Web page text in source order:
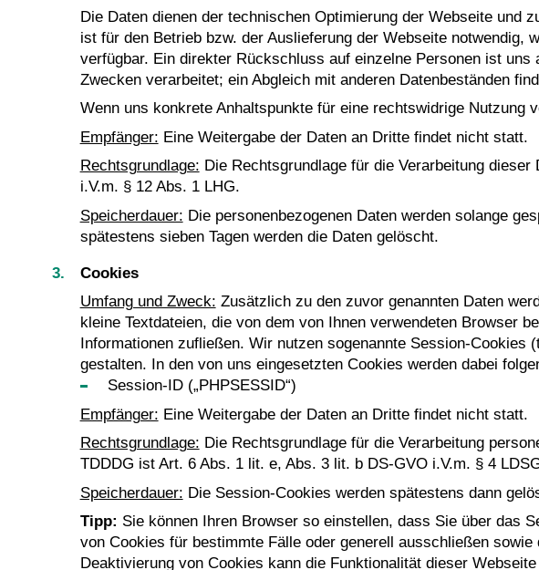
Die Daten dienen der technischen Optimierung der Webseite
ist für den Betrieb bzw. der Auslieferung der Webseite
verfügbar. Ein direkter Rückschluss auf einzelne Personen ist
Zwecken verarbeitet; ein Abgleich mit anderen Datenbeständen
Wenn uns konkrete Anhaltspunkte für eine rechtswidrige
Empfänger: Eine Weitergabe der Daten an Dritte findet nicht statt.
Rechtsgrundlage: Die Rechtsgrundlage für die Verarbeitung
i.V.m. § 12 Abs. 1 LHG.
Speicherdauer: Die personenbezogenen Daten werden solange
spätestens sieben Tagen werden die Daten gelöscht.
Cookies
Umfang und Zweck: Zusätzlich zu den zuvor genannten Daten
kleine Textdateien, die von dem von Ihnen verwendeten Browser
Informationen zufließen. Wir nutzen sogenannte Session-
gestalten. In den von uns eingesetzten Cookies werden dabei
Session-ID („PHPSESSID“)
Empfänger: Eine Weitergabe der Daten an Dritte findet nicht statt.
Rechtsgrundlage: Die Rechtsgrundlage für die Verarbeitung
TDDDG ist Art. 6 Abs. 1 lit. e, Abs. 3 lit. b DS-GVO i.V.m. § 4
Speicherdauer: Die Session-Cookies werden spätestens dann
Tipp: Sie können Ihren Browser so einstellen, dass Sie über das
von Cookies für bestimmte Fälle oder generell ausschließen
Deaktivierung von Cookies kann die Funktionalität dieser